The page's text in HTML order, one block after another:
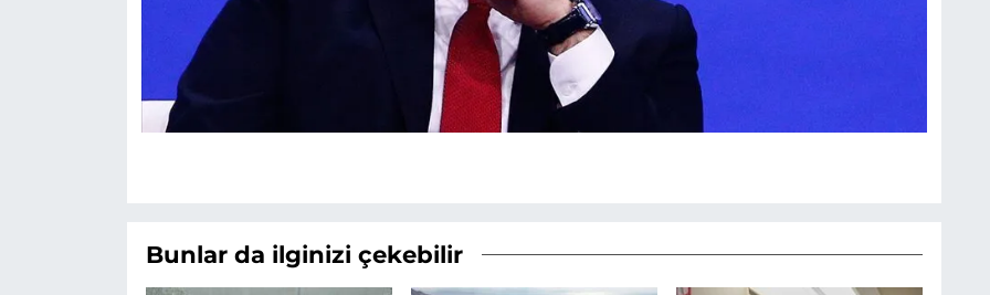
Bunlar da ilginizi çekebilir